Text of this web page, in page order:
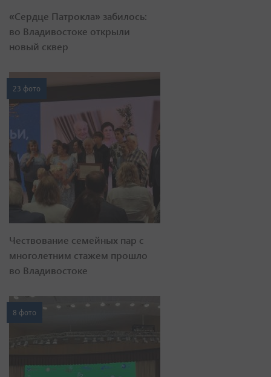
«Сердце Патрокла» забилось:
во Владивостоке открыли
новый сквер
23 фото
Чествование семейных пар с
многолетним стажем прошло
во Владивостоке
8 фото